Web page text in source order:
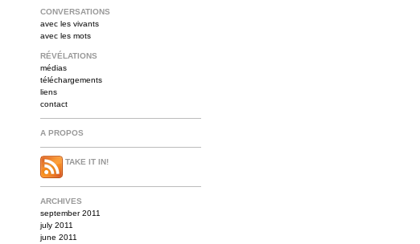
CONVERSATIONS
avec les vivants
avec les mots
RÉVÉLATIONS
médias
téléchargements
liens
contact
A PROPOS
TAKE IT IN!
ARCHIVES
september 2011
july 2011
june 2011